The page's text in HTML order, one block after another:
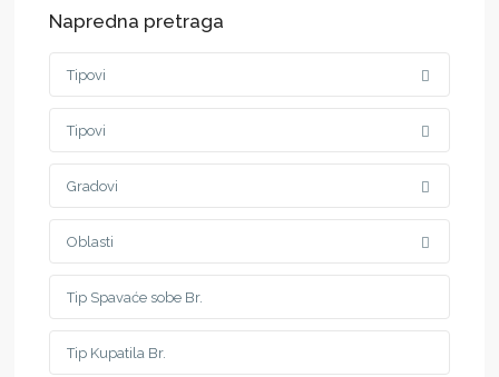
Napredna pretraga
Tipovi
Tipovi
Gradovi
Oblasti